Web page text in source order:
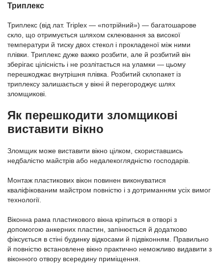
Триплекс
Триплекс (від лат. Triplex — «потрійний») — багатошарове
скло, що отримується шляхом склеювання за високої
температури й тиску двох стекол і прокладеної між ними
плівки. Триплекс дуже важко розбити, але й розбитий він
зберігає цілісність і не розлітається на уламки — цьому
перешкоджає внутрішня плівка. Розбитий склопакет із
триплексу залишається у вікні й перегороджує шлях
зломщикові.
Як перешкодити зломщикові
виставити вікно
Зломщик може виставити вікно цілком, скориставшись
недбалістю майстрів або недалекоглядністю господарів.
Монтаж пластикових вікон повинен виконуватися
кваліфікованим майстром повністю і з дотриманням усіх вимог
технології.
Віконна рама пластикового вікна кріпиться в отворі з
допомогою анкерних пластин, запінюється й додатково
фіксується в стіні будинку відкосами й підвіконням. Правильно
й повністю встановлене вікно практично неможливо видавити з
віконного отвору всередину приміщення.